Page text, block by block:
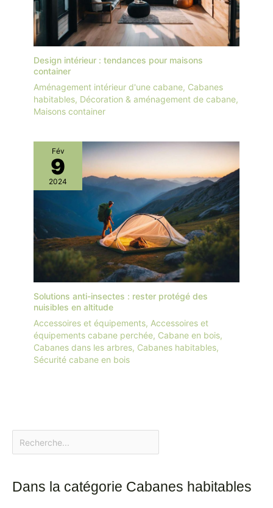
Design intérieur : tendances pour maisons
container
Aménagement intérieur d'une cabane, Cabanes
habitables, Décoration & aménagement de cabane,
Maisons container
Fév
9
2024
Solutions anti-insectes : rester protégé des
nuisibles en altitude
Accessoires et équipements, Accessoires et
équipements cabane perchée, Cabane en bois,
Cabanes dans les arbres, Cabanes habitables,
Sécurité cabane en bois
Dans la catégorie Cabanes habitables